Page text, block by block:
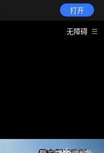
打开
无障碍